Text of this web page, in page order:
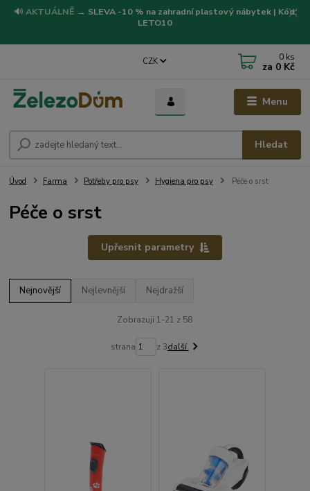
🔊 AKTUÁLNĚ → SLEVA -10 % na zahradní plastový nábytek | Kód:
LETO10
Menu
CZK
Hledat
0 ks
za 0 Kč
Úvod Farma Potřeby pro psy Hygiena pro psy Péče o srst
Péče o srst
Upřesnit parametry
Nejnovější Nejlevnější Nejdražší
Zobrazuji 1-21 z 58
strana z 3další